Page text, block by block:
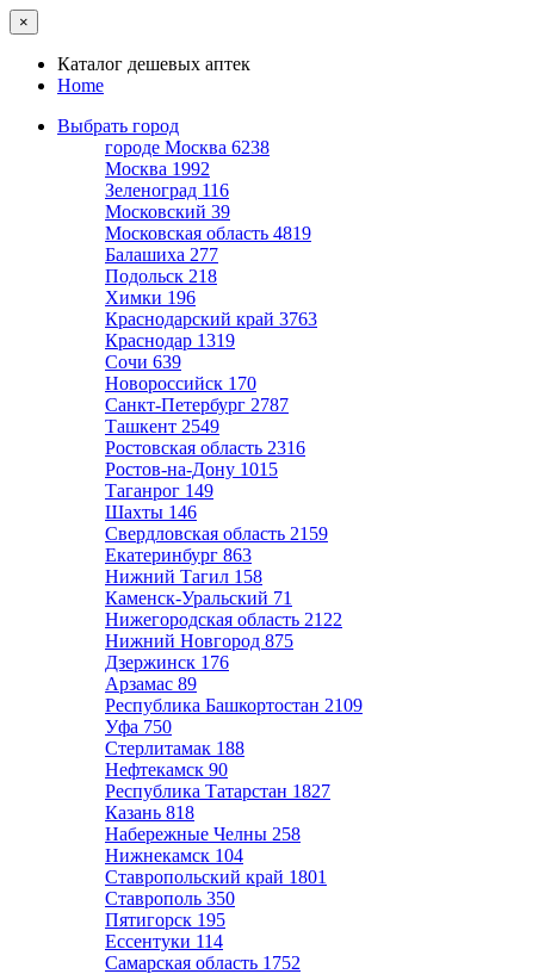
×
Каталог дешевых аптек
Home
Выбрать город
городе Москва 6238
Москва 1992
Зеленоград 116
Московский 39
Московская область 4819
Балашиха 277
Подольск 218
Химки 196
Краснодарский край 3763
Краснодар 1319
Сочи 639
Новороссийск 170
Санкт-Петербург 2787
Ташкент 2549
Ростовская область 2316
Ростов-на-Дону 1015
Таганрог 149
Шахты 146
Свердловская область 2159
Екатеринбург 863
Нижний Тагил 158
Каменск-Уральский 71
Нижегородская область 2122
Нижний Новгород 875
Дзержинск 176
Арзамас 89
Республика Башкортостан 2109
Уфа 750
Стерлитамак 188
Нефтекамск 90
Республика Татарстан 1827
Казань 818
Набережные Челны 258
Нижнекамск 104
Ставропольский край 1801
Ставрополь 350
Пятигорск 195
Ессентуки 114
Самарская область 1752